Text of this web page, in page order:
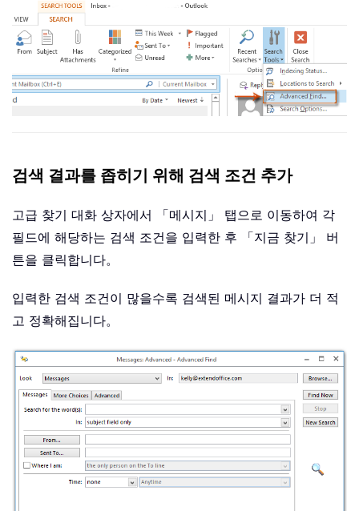
검색 결과를 좁히기 위해 검색 조건 추가
고급 찾기 대화 상자에서 「메시지」 탭으로 이동하여 각
필드에 해당하는 검색 조건을 입력한 후 「지금 찾기」 버
튼을 클릭합니다。
입력한 검색 조건이 많을수록 검색된 메시지 결과가 더 적
고 정확해집니다。